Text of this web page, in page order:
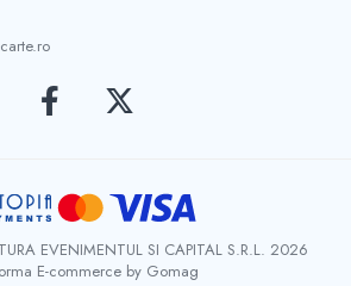
EVENIMENTUL SI CAPITAL S.R.L. 2026
E-commerce by Gomag